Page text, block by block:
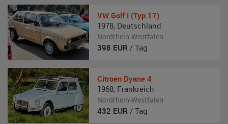
VW Golf I (Typ 17)
1978, Deutschland
Nordrhein-Westfalen
398 EUR / Tag
Citroen Dyane 4
1968, Frankreich
Nordrhein-Westfalen
432 EUR / Tag